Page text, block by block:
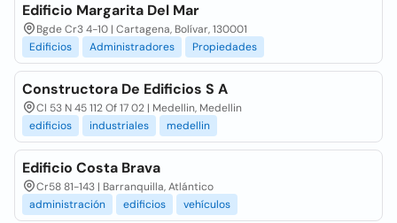
Edificio Margarita Del Mar
Bgde Cr3 4-10 | Cartagena, Bolívar, 130001
Edificios
Administradores Propiedades
Constructora De Edificios S A
Cl 53 N 45 112 Of 17 02 | Medellin, Medellin
edificios
industriales medellin
Edificio Costa Brava
Cr58 81-143 | Barranquilla, Atlántico
administración
edificios vehículos